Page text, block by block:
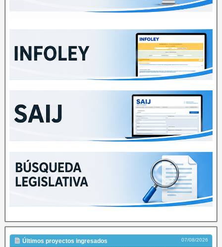
Últimos proyectos ingresados 07/08/2026